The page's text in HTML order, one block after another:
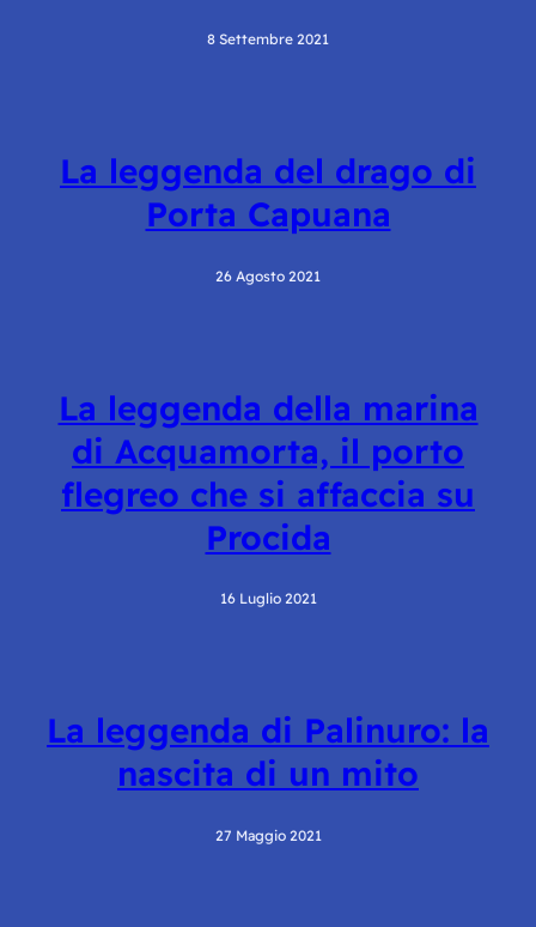
8 Settembre 2021
La leggenda del drago di
Porta Capuana
26 Agosto 2021
La leggenda della marina
di Acquamorta, il porto
flegreo che si affaccia su
Procida
16 Luglio 2021
La leggenda di Palinuro: la
nascita di un mito
27 Maggio 2021